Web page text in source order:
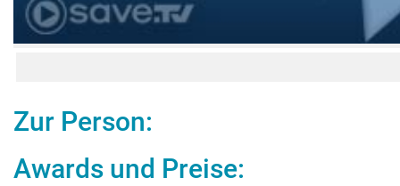
Zur Person:
Awards und Preise: